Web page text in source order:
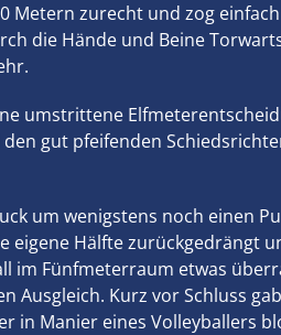
zurecht und zog
die Hände und Beine
umstrittene
gut pfeifenden
um wenigstens noch einen
Hälfte zurückgedrängt
im Fünfmeterraum etwas
Kurz vor Schluss
Manier eines Volleyballers